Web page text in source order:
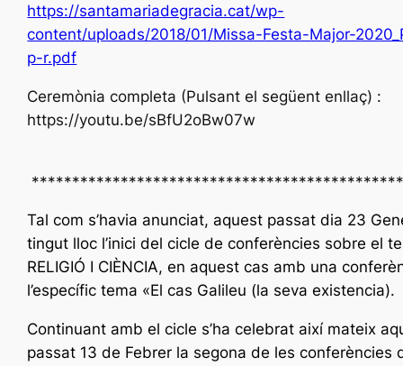
https://santamariadegracia.cat/wp-
content/uploads/2018/01/Missa-Festa-Major-
p-r.pdf
Ceremònia completa (Pulsant el següent enllaç) :
https://youtu.be/sBfU2oBw07w
Tal com s’havia anunciat, aquest passat dia 23
tingut lloc l’inici del cicle de conferències sobre el
RELIGIÓ I CIÈNCIA, en aquest cas amb una
l’específic tema «El cas Galileu (la seva existencia).
Continuant amb el cicle s’ha celebrat així mateix
passat 13 de Febrer la segona de les conferències